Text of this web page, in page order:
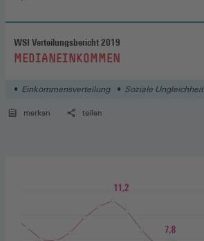
WSI Verteilungsbericht 2019
:MEDIANEINKOMMEN
Einkommensverteilung Soziale Ungleichheit
merken teilen